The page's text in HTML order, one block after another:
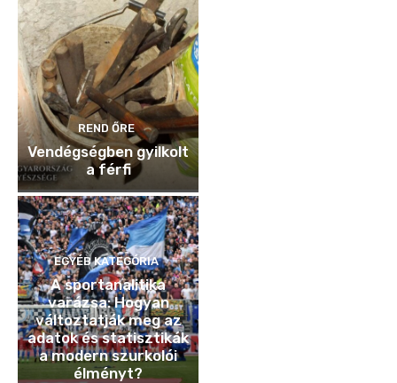
REND ŐRE
Vendégségben gyilkolt
a férfi
EGYÉB KATEGÓRIA
A sportanalitika
varázsa: Hogyan
változtatják meg az
adatok és statisztikák
a modern szurkolói
élményt?